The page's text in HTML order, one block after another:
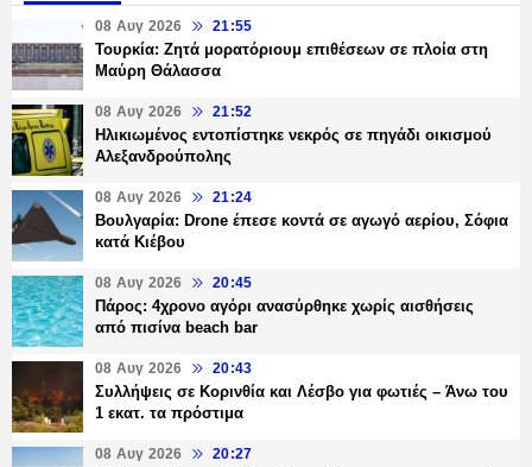
08 Αυγ 2026 21:55
Τουρκία: Ζητά μορατόριουμ επιθέσεων σε πλοία στη
Μαύρη Θάλασσα
08 Αυγ 2026 21:52
Ηλικιωμένος εντοπίστηκε νεκρός σε πηγάδι οικισμού
Αλεξανδρούπολης
08 Αυγ 2026 21:24
Βουλγαρία: Drone έπεσε κοντά σε αγωγό αερίου, Σόφια
κατά Κιέβου
08 Αυγ 2026 20:45
Πάρος: 4χρονο αγόρι ανασύρθηκε χωρίς αισθήσεις
από πισίνα beach bar
08 Αυγ 2026 20:43
Συλλήψεις σε Κορινθία και Λέσβο για φωτιές – Άνω του
1 εκατ. τα πρόστιμα
08 Αυγ 2026 20:27